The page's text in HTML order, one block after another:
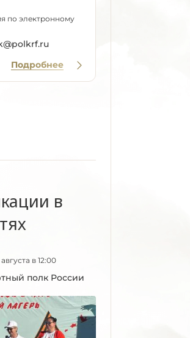
по электронному
Подробнее
в
в 12:00
полк России